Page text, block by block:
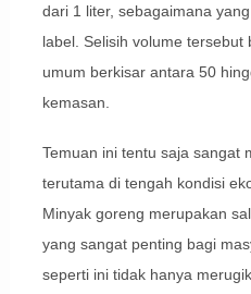
dari 1 liter, sebagaimana
label. Selisih volume tersebut
umum berkisar antara 50
kemasan.
Temuan ini tentu saja sangat
terutama di tengah kondisi
Minyak goreng merupakan
yang sangat penting bagi
seperti ini tidak hanya